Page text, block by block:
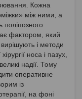
Кожна
між ними, а
поліпозного
фактором, який
і методи
носа і пазух,
надії. Тому
оперативне
із
на фоні